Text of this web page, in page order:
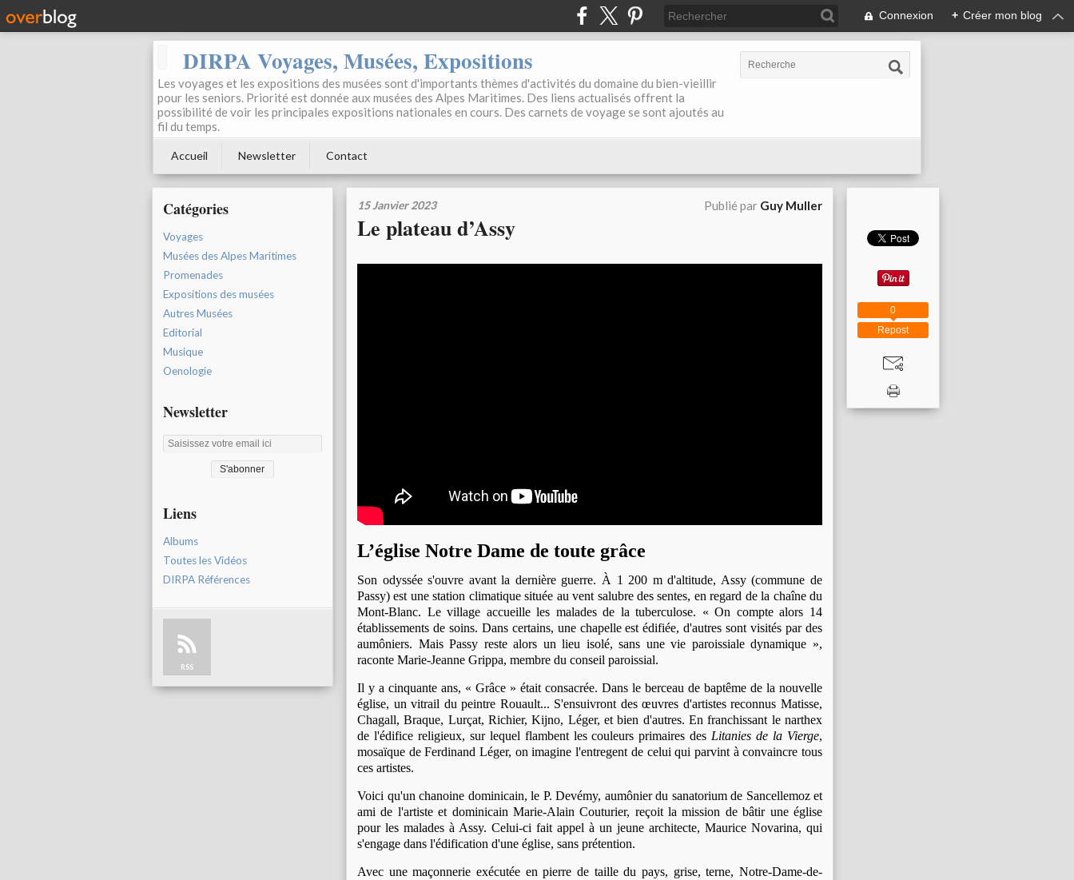
Connexion + Créer mon blog
DIRPA Voyages, Musées, Expositions
Les voyages et les expositions des musées sont d'importants thèmes d'activités du domaine du bien-vieillir
pour les seniors. Priorité est donnée aux musées des Alpes Maritimes. Des liens actualisés offrent la
possibilité de voir les principales expositions nationales en cours. Des carnets de voyage se sont ajoutés au
fil du temps.
Accueil Newsletter Contact
Catégories
Voyages
Musées des Alpes Maritimes
Promenades
Expositions des musées
Autres Musées
Editorial
Musique
Oenologie
Newsletter
Liens
Albums
Toutes les Vidéos
DIRPA Références
RSS
15 Janvier 2023 Publié par Guy Muller
Le plateau d’Assy
L’église Notre Dame de toute grâce
Son odyssée s'ouvre avant la dernière guerre. À 1 200 m d'altitude, Assy (commune de
Passy) est une station climatique située au vent salubre des sentes, en regard de la chaîne du
Mont-Blanc. Le village accueille les malades de la tuberculose. « On compte alors 14
établissements de soins. Dans certains, une chapelle est édifiée, d'autres sont visités par des
aumôniers. Mais Passy reste alors un lieu isolé, sans une vie paroissiale dynamique »,
raconte Marie-Jeanne Grippa, membre du conseil paroissial.
Il y a cinquante ans, « Grâce » était consacrée. Dans le berceau de baptême de la nouvelle
église, un vitrail du peintre Rouault... S'ensuivront des œuvres d'artistes reconnus Matisse,
Chagall, Braque, Lurçat, Richier, Kijno, Léger, et bien d'autres. En franchissant le narthex
de l'édifice religieux, sur lequel flambent les couleurs primaires des Litanies de la Vierge,
mosaïque de Ferdinand Léger, on imagine l'entregent de celui qui parvint à convaincre tous
ces artistes.
Voici qu'un chanoine dominicain, le P. Devémy, aumônier du sanatorium de Sancellemoz et
ami de l'artiste et dominicain Marie-Alain Couturier, reçoit la mission de bâtir une église
pour les malades à Assy. Celui-ci fait appel à un jeune architecte, Maurice Novarina, qui
s'engage dans l'édification d'une église, sans prétention.
Avec une maçonnerie exécutée en pierre de taille du pays, grise, terne, Notre-Dame-de-
Repost
0